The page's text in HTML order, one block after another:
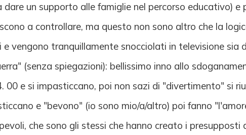
un supporto alle famiglie nel percorso educativo)
a controllare, ma questo non sono altro che la
vengono tranquillamente snocciolati in televisione sia
(senza spiegazioni): bellissimo inno allo
00 e si impasticcano, poi non sazi di "divertimento" si
e "bevono" (io sono mio/a/altro) poi fanno
che sono gli stessi che hanno creato i